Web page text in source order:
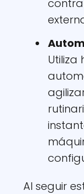
Utiliza
Al seguir